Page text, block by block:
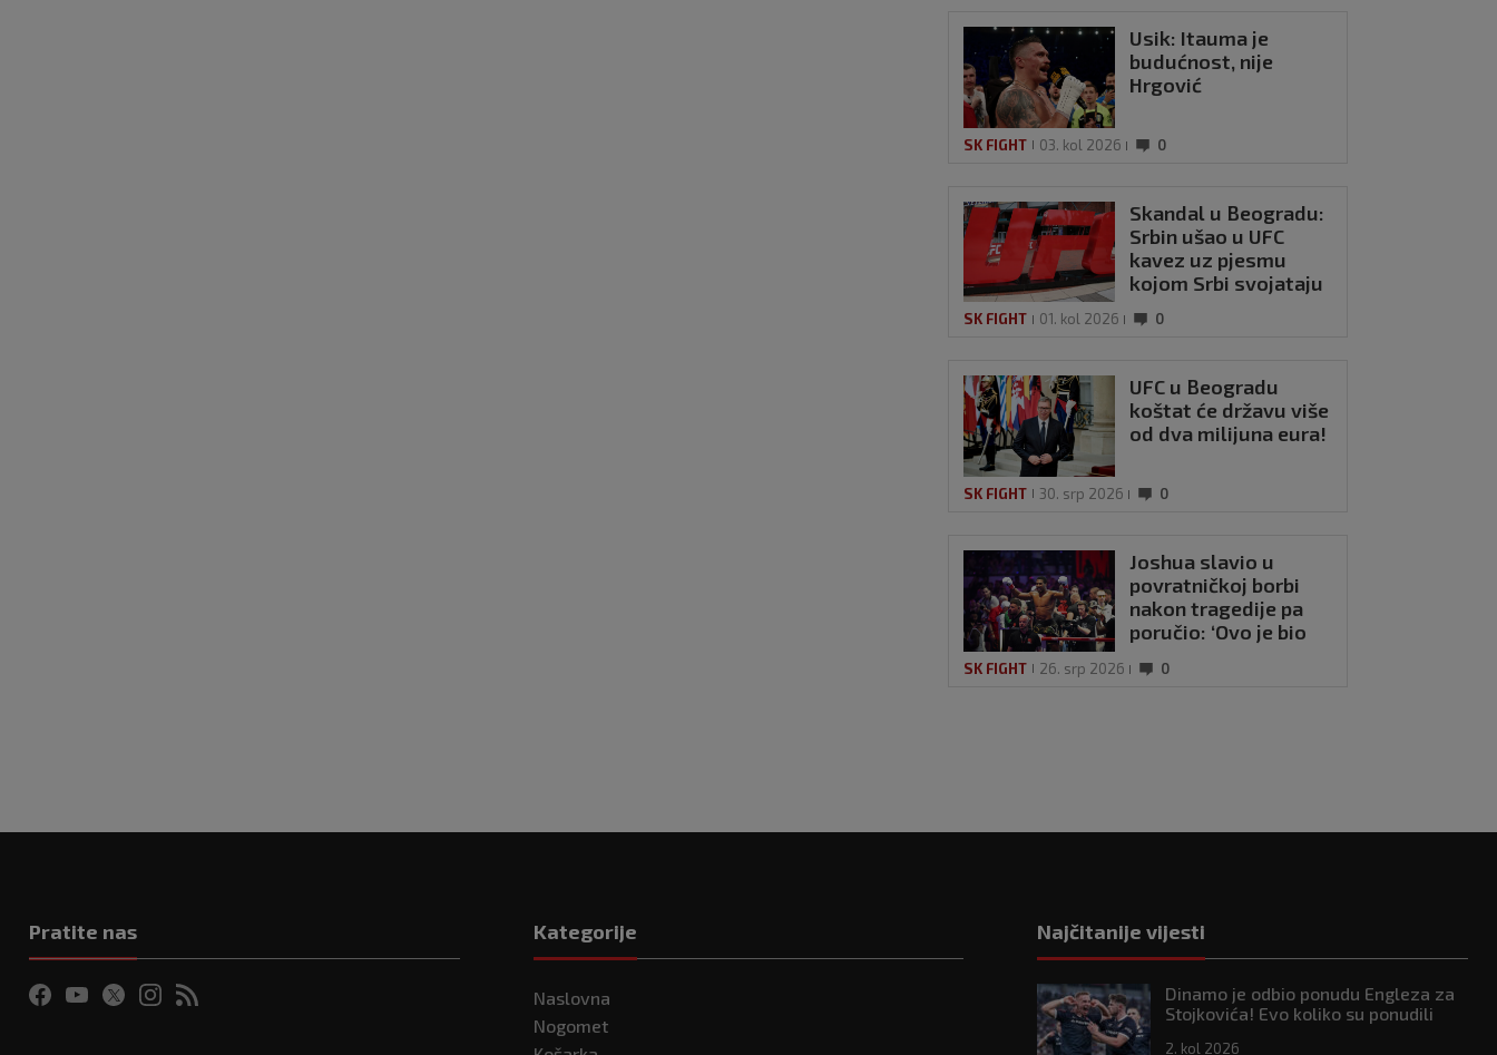
Usik: Itauma je
budućnost, nije
Hrgović
SK FIGHT 03. kol 2026 0
Skandal u Beogradu:
Srbin ušao u UFC
kavez uz pjesmu
kojom Srbi svojataju
SK FIGHT 01. kol 2026 0
UFC u Beogradu
koštat će državu više
od dva milijuna eura!
SK FIGHT 30. srp 2026 0
Joshua slavio u
povratničkoj borbi
nakon tragedije pa
poručio: ‘Ovo je bio
Sina’
SK FIGHT 26. srp 2026 0
Pratite nas Kategorije
Naslovna
Nogomet
Najčitanije vijesti
Dinamo je odbio ponudu Engleza za
Stojkovića! Evo koliko su ponudili
2. kol 2026